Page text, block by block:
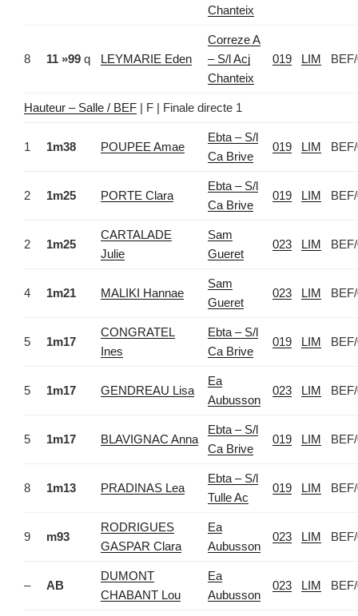
Chanteix
8 11 »99 q LEYMARIE Eden
Correze A
– S/l Acj
Chanteix
019 LIM
Hauteur – Salle / BEF | F | Finale directe 1
1 1m38 POUPEE Amae
Ebta – S/l
Ca Brive
019 LIM
2 1m25 PORTE Clara
Ebta – S/l
Ca Brive
019 LIM
2 1m25
CARTALADE
Julie
Sam
Gueret
023 LIM
4 1m21 MALIKI Hannae
Sam
Gueret
023 LIM
5 1m17
CONGRATEL
Ines
Ebta – S/l
Ca Brive
019 LIM
5 1m17 GENDREAU Lisa
Ea
Aubusson
023 LIM
5 1m17 BLAVIGNAC Anna
Ebta – S/l
Ca Brive
019 LIM
8 1m13 PRADINAS Lea
Ebta – S/l
Tulle Ac
019 LIM
9 m93
RODRIGUES
GASPAR Clara
Ea
Aubusson
023 LIM
– AB
DUMONT
CHABANT Lou
Ea
Aubusson
023 LIM